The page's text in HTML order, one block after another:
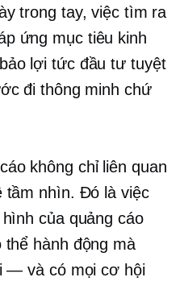
trong tay, việc tìm ra
ứng mục tiêu kinh
lợi tức đầu tư tuyệt
đi thông minh chứ
không chỉ liên quan
tầm nhìn. Đó là việc
của quảng cáo
hành động mà
— và có mọi cơ hội